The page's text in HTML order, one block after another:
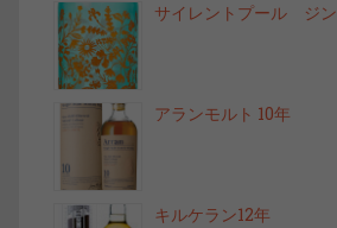
サイレントプール ジン
アランモルト 10年
キルケラン12年